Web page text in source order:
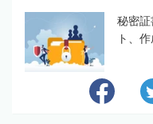
秘密
ト、